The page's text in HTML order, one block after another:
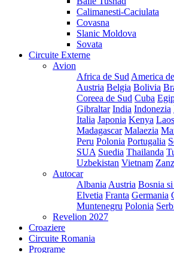
Calimanesti-Caciulata
Covasna
Slanic Moldova
Sovata
Circuite Externe
Avion
Africa de Sud America
Austria Belgia Bolivia
Coreea de Sud Cuba
Gibraltar India Indonezia
Italia Japonia Kenya Laos
Madagascar Malaezia
Peru Polonia Portugalia
SUA Suedia Thailanda
Uzbekistan Vietnam
Autocar
Albania Austria Bosnia
Elvetia Franta Germania
Muntenegru Polonia
Revelion 2027
Croaziere
Circuite Romania
Programe